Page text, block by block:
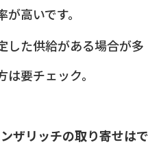
高いです。
した供給がある場合が多
要チェック。
ンザリッチの取り寄せはで